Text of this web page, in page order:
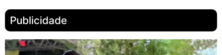
Publicidade